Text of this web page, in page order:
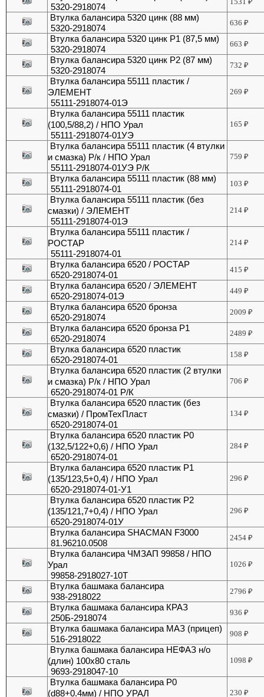
5320-2918074
Втулка балансира 5320 цинк (88 мм)
5320-2918074
636₽
Втулка балансира 5320 цинк Р1 (87,5 мм)
5320-2918074
663₽
Втулка балансира 5320 цинк Р2 (87 мм)
5320-2918074
732₽
Втулка балансира 55111 пластик /
ЭЛЕМЕНТ
55111-2918074-01Э
269₽
Втулка балансира 55111 пластик
(100,5/88,2) / НПО Урал
55111-2918074-01УЭ
165₽
Втулка балансира 55111 пластик (4 втулки
и смазка) Р/к / НПО Урал
55111-2918074-01УЭ Р/К
759₽
Втулка балансира 55111 пластик (88 мм)
55111-2918074-01
103₽
Втулка балансира 55111 пластик (без
смазки) / ЭЛЕМЕНТ
55111-2918074-01Э
214₽
Втулка балансира 55111 пластик /
РОСТАР
55111-2918074-01
214₽
Втулка балансира 6520 / РОСТАР
6520-2918074-01
415₽
Втулка балансира 6520 / ЭЛЕМЕНТ
6520-2918074-01Э
449₽
Втулка балансира 6520 бронза
6520-2918074
2009₽
Втулка балансира 6520 бронза Р1
6520-2918074
2489₽
Втулка балансира 6520 пластик
6520-2918074-01
158₽
Втулка балансира 6520 пластик (2 втулки
и смазка) Р/к / НПО Урал
6520-2918074-01 Р/К
706₽
Втулка балансира 6520 пластик (без
смазки) / ПромТехПласт
6520-2918074-01
134₽
Втулка балансира 6520 пластик Р0
(132,5/122+0,6) / НПО Урал
6520-2918074-01
284₽
Втулка балансира 6520 пластик Р1
(135/123,5+0,4) / НПО Урал
6520-2918074-01-У1
296₽
Втулка балансира 6520 пластик Р2
(135/121,7+0,4) / НПО Урал
6520-2918074-01У
296₽
Втулка балансира SHACMAN F3000
81.96210.0508
2454₽
Втулка балансира ЧМЗАП 99858 / НПО
Урал
99858-2918027-10Т
1026₽
Втулка башмака балансира
938-2918022
2796₽
Втулка башмака балансира КРАЗ
250Б-2918074
936₽
Втулка башмака балансира МАЗ (прицеп)
516-2918022
908₽
Втулка башмака балансира НЕФАЗ н/о
(длин) 100х80 сталь
9693-2918047-10
1098₽
Втулка башмака балансира Р0
(d88+0.4мм) / НПО УРАЛ
230₽